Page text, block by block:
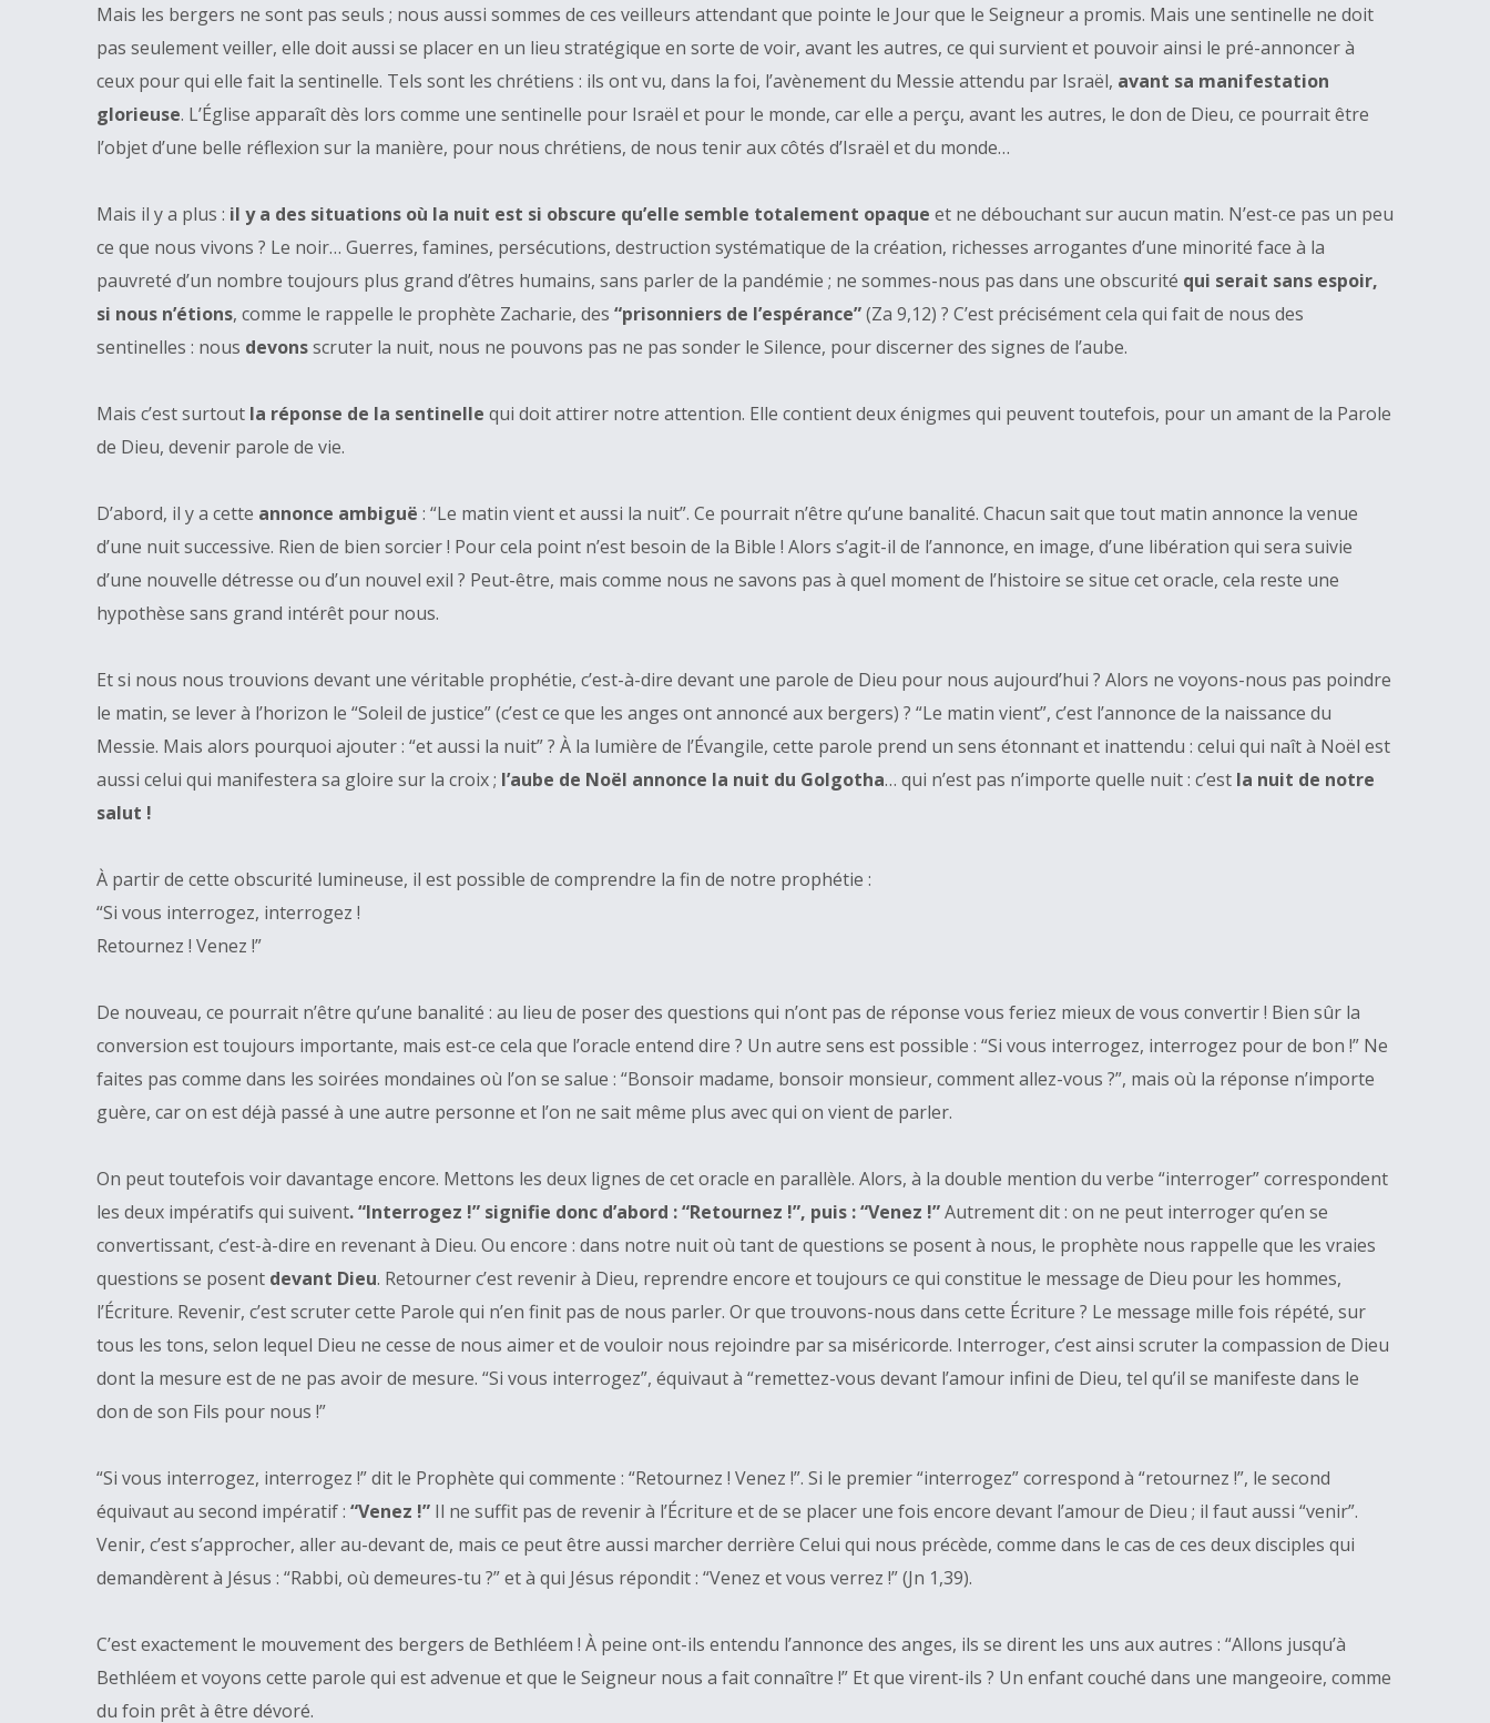
Mais les bergers ne sont pas seuls ; nous aussi sommes de ces veilleurs attendant que pointe le Jour que le Seigneur a promis. Mais une sentinelle ne doit
pas seulement veiller, elle doit aussi se placer en un lieu stratégique en sorte de voir, avant les autres, ce qui survient et pouvoir ainsi le pré-annoncer à
ceux pour qui elle fait la sentinelle. Tels sont les chrétiens : ils ont vu, dans la foi, l’avènement du Messie attendu par Israël, avant sa manifestation
glorieuse. L’Église apparaît dès lors comme une sentinelle pour Israël et pour le monde, car elle a perçu, avant les autres, le don de Dieu, ce pourrait être
l’objet d’une belle réflexion sur la manière, pour nous chrétiens, de nous tenir aux côtés d’Israël et du monde…
Mais il y a plus : il y a des situations où la nuit est si obscure qu’elle semble totalement opaque et ne débouchant sur aucun matin. N’est-ce pas un peu
ce que nous vivons ? Le noir… Guerres, famines, persécutions, destruction systématique de la création, richesses arrogantes d’une minorité face à la
pauvreté d’un nombre toujours plus grand d’êtres humains, sans parler de la pandémie ; ne sommes-nous pas dans une obscurité qui serait sans espoir,
si nous n’étions, comme le rappelle le prophète Zacharie, des “prisonniers de l’espérance”(Za 9,12) ? C’est précisément cela qui fait de nous des
sentinelles : nous devonsscruter la nuit, nous ne pouvons pas ne pas sonder le Silence, pour discerner des signes de l’aube.
Mais c’est surtout la réponse de la sentinelle qui doit attirer notre attention. Elle contient deux énigmes qui peuvent toutefois, pour un amant de la Parole
de Dieu, devenir parole de vie.
D’abord, il y a cette annonce ambiguë : “Le matin vient et aussi la nuit”. Ce pourrait n’être qu’une banalité. Chacun sait que tout matin annonce la venue
d’une nuit successive. Rien de bien sorcier ! Pour cela point n’est besoin de la Bible ! Alors s’agit-il de l’annonce, en image, d’une libération qui sera suivie
d’une nouvelle détresse ou d’un nouvel exil ? Peut-être, mais comme nous ne savons pas à quel moment de l’histoire se situe cet oracle, cela reste une
hypothèse sans grand intérêt pour nous.
Et si nous nous trouvions devant une véritable prophétie, c’est-à-dire devant une parole de Dieu pour nous aujourd’hui ? Alors ne voyons-nous pas poindre
le matin, se lever à l’horizon le “Soleil de justice” (c’est ce que les anges ont annoncé aux bergers) ? “Le matin vient”, c’est l’annonce de la naissance du
Messie. Mais alors pourquoi ajouter : “et aussi la nuit” ? À la lumière de l’Évangile, cette parole prend un sens étonnant et inattendu : celui qui naît à Noël est
aussi celui qui manifestera sa gloire sur la croix ; l’aube de Noël annonce la nuit du Golgotha… qui n’est pas n’importe quelle nuit : c’est la nuit de notre
salut !
À partir de cette obscurité lumineuse, il est possible de comprendre la fin de notre prophétie :
“Si vous interrogez, interrogez !
Retournez ! Venez !”
De nouveau, ce pourrait n’être qu’une banalité : au lieu de poser des questions qui n’ont pas de réponse vous feriez mieux de vous convertir ! Bien sûr la
conversion est toujours importante, mais est-ce cela que l’oracle entend dire ? Un autre sens est possible : “Si vous interrogez, interrogez pour de bon !” Ne
faites pas comme dans les soirées mondaines où l’on se salue : “Bonsoir madame, bonsoir monsieur, comment allez-vous ?”, mais où la réponse n’importe
guère, car on est déjà passé à une autre personne et l’on ne sait même plus avec qui on vient de parler.
On peut toutefois voir davantage encore. Mettons les deux lignes de cet oracle en parallèle. Alors, à la double mention du verbe “interroger” correspondent
les deux impératifs qui suivent. “Interrogez !” signifie donc d’abord : “Retournez !”, puis : “Venez !”Autrement dit : on ne peut interroger qu’en se
convertissant, c’est-à-dire en revenant à Dieu. Ou encore : dans notre nuit où tant de questions se posent à nous, le prophète nous rappelle que les vraies
questions se posent devant Dieu. Retourner c’est revenir à Dieu, reprendre encore et toujours ce qui constitue le message de Dieu pour les hommes,
l’Écriture. Revenir, c’est scruter cette Parole qui n’en finit pas de nous parler. Or que trouvons-nous dans cette Écriture ? Le message mille fois répété, sur
tous les tons, selon lequel Dieu ne cesse de nous aimer et de vouloir nous rejoindre par sa miséricorde. Interroger, c’est ainsi scruter la compassion de Dieu
dont la mesure est de ne pas avoir de mesure. “Si vous interrogez”, équivaut à “remettez-vous devant l’amour infini de Dieu, tel qu’il se manifeste dans le
don de son Fils pour nous !”
“Si vous interrogez, interrogez !” dit le Prophète qui commente : “Retournez ! Venez !”. Si le premier “interrogez” correspond à “retournez !”, le second
équivaut au second impératif : “Venez !” Il ne suffit pas de revenir à l’Écriture et de se placer une fois encore devant l’amour de Dieu ; il faut aussi “venir”.
Venir, c’est s’approcher, aller au-devant de, mais ce peut être aussi marcher derrière Celui qui nous précède, comme dans le cas de ces deux disciples qui
demandèrent à Jésus : “Rabbi, où demeures-tu ?” et à qui Jésus répondit : “Venez et vous verrez !” (Jn 1,39).
C’est exactement le mouvement des bergers de Bethléem ! À peine ont-ils entendu l’annonce des anges, ils se dirent les uns aux autres : “Allons jusqu’à
Bethléem et voyons cette parole qui est advenue et que le Seigneur nous a fait connaître !” Et que virent-ils ? Un enfant couché dans une mangeoire, comme
du foin prêt à être dévoré.